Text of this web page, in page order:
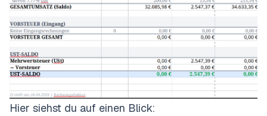
Hier siehst du auf einen Blick: